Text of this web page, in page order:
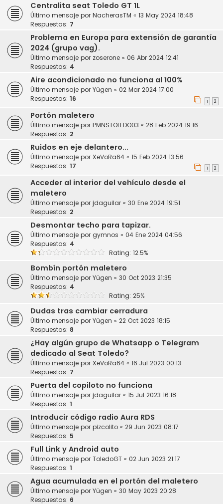
Centralita seat Toledo GT 1L
Último mensaje por NacherasTM « 13 May 2024 18:48
Respuestas: 7
Problema en Europa para extensión de garantía
2024 (grupo vag).
Último mensaje por zoserone « 06 Abr 2024 12:41
Respuestas: 4
Aire acondicionado no funciona al 100%
Último mensaje por Yügen « 02 Mar 2024 17:00
Respuestas: 16 1 2
Portón maletero
Último mensaje por PMNSTOLEDO03 « 28 Feb 2024 19:16
Respuestas: 2
Ruidos en eje delantero...
Último mensaje por XeVoRa64 « 15 Feb 2024 13:56
Respuestas: 17 1 2
Acceder al interior del vehículo desde el
maletero
Último mensaje por jdaguilar « 30 Ene 2024 19:51
Respuestas: 2
Desmontar techo para tapizar.
Último mensaje por gymnos « 04 Ene 2024 04:56
Respuestas: 4
Rating: 12.5%
Bombín portón maletero
Último mensaje por Yügen « 30 Oct 2023 21:35
Respuestas: 4
Rating: 25%
Dudas tras cambiar cerradura
Último mensaje por Yügen « 22 Oct 2023 18:15
Respuestas: 8
¿Hay algún grupo de Whatsapp o Telegram
dedicado al Seat Toledo?
Último mensaje por XeVoRa64 « 16 Jul 2023 00:13
Respuestas: 7
Puerta del copiloto no funciona
Último mensaje por jdaguilar « 15 Jul 2023 16:18
Respuestas: 1
Introducir código radio Aura RDS
Último mensaje por pizcolito « 29 Jun 2023 08:17
Respuestas: 5
Full Link y Android auto
Último mensaje por ToledoGT « 02 Jun 2023 21:17
Respuestas: 1
Agua acumulada en el portón del maletero
Último mensaje por Yügen « 30 May 2023 20:28
Respuestas: 6